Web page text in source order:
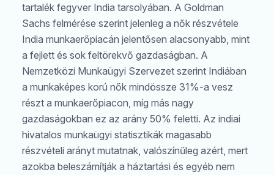
tartalék fegyver India tarsolyában. A Goldman
Sachs felmérése szerint jelenleg a nők részvétele
India munkaerőpiacán jelentősen alacsonyabb, mint
a fejlett és sok feltörekvő gazdaságban. A
Nemzetközi Munkaügyi Szervezet szerint Indiában
a munkaképes korú nők mindössze 31%-a vesz
részt a munkaerőpiacon, míg más nagy
gazdaságokban ez az arány 50% feletti. Az indiai
hivatalos munkaügyi statisztikák magasabb
részvételi arányt mutatnak, valószínűleg azért, mert
azokba beleszámítják a háztartási és egyéb nem